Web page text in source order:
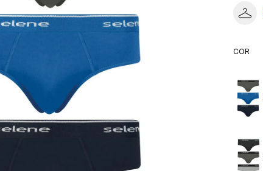
COR